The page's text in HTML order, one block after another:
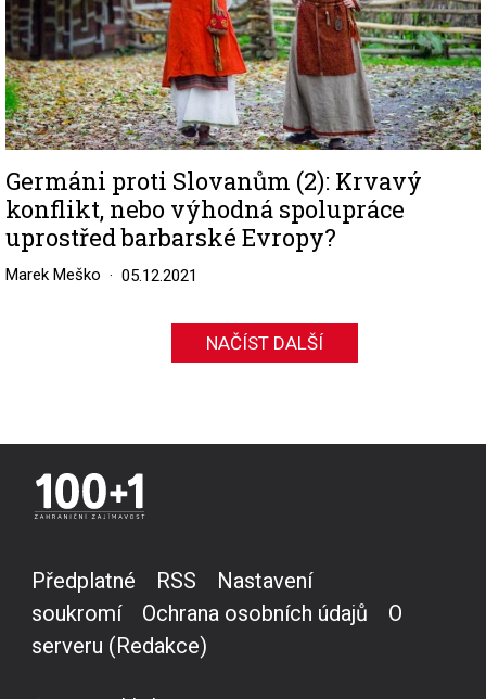
Germáni proti Slovanům (2): Krvavý
konflikt, nebo výhodná spolupráce
uprostřed barbarské Evropy?
Marek Meško 05.12.2021
NAČÍST DALŠÍ
Předplatné RSS
Nastavení
soukromí
Ochrana osobních údajů
O
serveru (Redakce)